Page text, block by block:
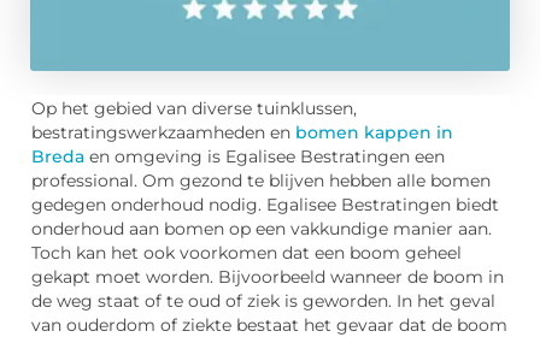
Op het gebied van diverse tuinklussen,
bestratingswerkzaamheden en bomen kappen in
Breda en omgeving is Egalisee Bestratingen een
professional. Om gezond te blijven hebben alle bomen
gedegen onderhoud nodig. Egalisee Bestratingen biedt
onderhoud aan bomen op een vakkundige manier aan.
Toch kan het ook voorkomen dat een boom geheel
gekapt moet worden. Bijvoorbeeld wanneer de boom in
de weg staat of te oud of ziek is geworden. In het geval
van ouderdom of ziekte bestaat het gevaar dat de boom